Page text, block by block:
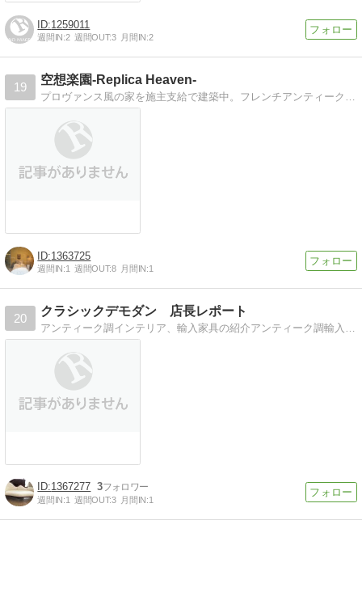
1259011
週間IN:2 週間OUT:3 月間IN:2
19
空想楽園-Replica Heaven-
プロヴァンス風の家を施主支給で建築中。フレンチアンティークファンの家作りと日常の記録。ガーデニングは初心者です。
1363725
週間IN:1 週間OUT:8 月間IN:1
20
クラシックデモダン 店長レポート
アンティーク調インテリア、輸入家具の紹介アンティーク調輸入家具、おススメインテリアの紹介。
1367277 3
週間IN:1 週間OUT:3 月間IN:1